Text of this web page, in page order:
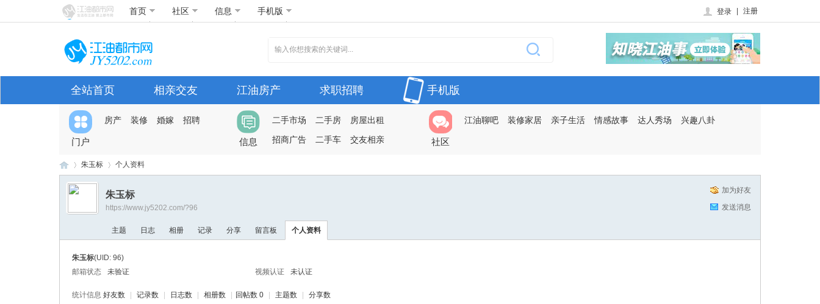
首页 社区 信息 手机版 登录 注册
全站首页 相亲交友 江油房产 求职招聘 手机版
门户
房产 装修 婚嫁 招聘
信息
二手市场 二手房
房屋出租
招商广告
二手车 交友相亲 社区
江油聊吧 装修家居 亲子生活 情感故事 达人秀场 兴趣八卦
›
朱玉标 个人资料
加为好友
发送消息
朱玉标
https://www.jy5202.com/?96
主题 日志 相册 记录 分享 留言板 个人资料
朱玉标(UID: 96)
邮箱状态
未验证 视频认证 未认证
统计信息 好友数 记录数 日志数 相册数 回帖数 0 主题数 分享数